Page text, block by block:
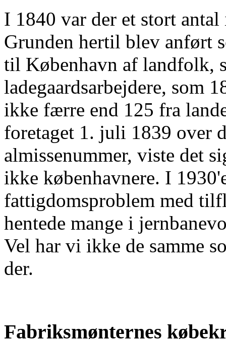
I 1840 var der et stort
Grunden hertil blev anført
til København af landfolk,
ladegaardsarbejdere, som
ikke færre end 125 fra
foretaget 1. juli 1839 over
almissenummer, viste det
ikke københavnere. I
fattigdomsproblem med
hentede mange i
Vel har vi ikke de samme
der.
Fabriksmønternes